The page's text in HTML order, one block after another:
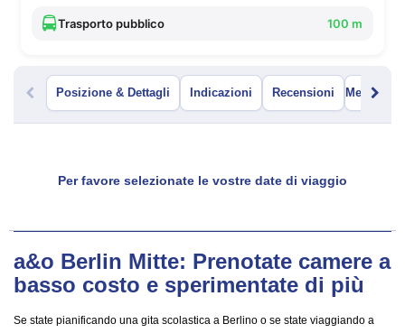
Trasporto pubblico 100 m
Posizione & Dettagli Indicazioni Recensioni Menu Bar
Per favore selezionate le vostre date di viaggio
a&o Berlin Mitte: Prenotate camere a
basso costo e sperimentate di più
Se state pianificando una gita scolastica a Berlino o se state viaggiando a